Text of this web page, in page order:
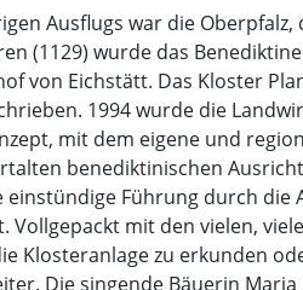
Ausflugs war die
(1129) wurde das
von Eichstätt. Das Kloster
1994 wurde die
mit dem eigene und
benediktinischen
einstündige Führung durch die
Vollgepackt mit den vielen,
Klosteranlage zu erkunden
Die singende Bäuerin